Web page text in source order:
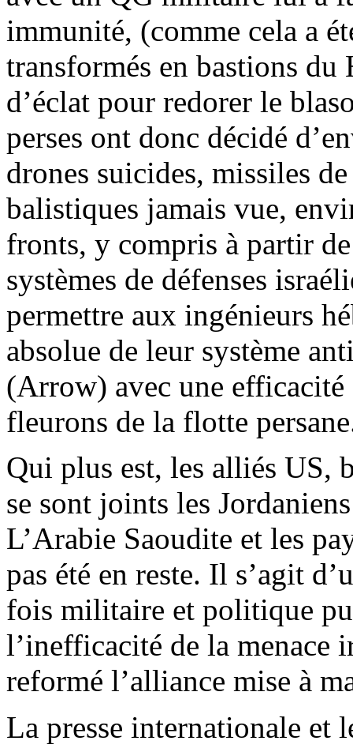
immunité, (comme cela a
transformés en bastions
d’éclat pour redorer le
perses ont donc décidé
drones suicides, missiles
balistiques jamais vue,
fronts, y compris à partir
systèmes de défenses
permettre aux ingénieurs
absolue de leur système
(Arrow) avec une efficacité
fleurons de la flotte
Qui plus est, les alliés US,
se sont joints les
L’Arabie Saoudite et les
pas été en reste. Il s’agit
fois militaire et politique
l’inefficacité de la menace
reformé l’alliance mise à
La presse internationale et